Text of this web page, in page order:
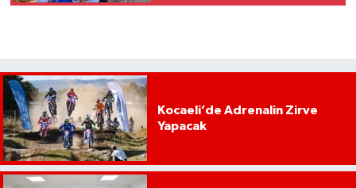
Kocaeli’de Adrenalin Zirve
Yapacak